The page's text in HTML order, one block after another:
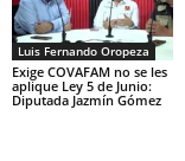
Luis Fernando Oropeza
Exige COVAFAM no se les
aplique Ley 5 de Junio:
Diputada Jazmín Gómez